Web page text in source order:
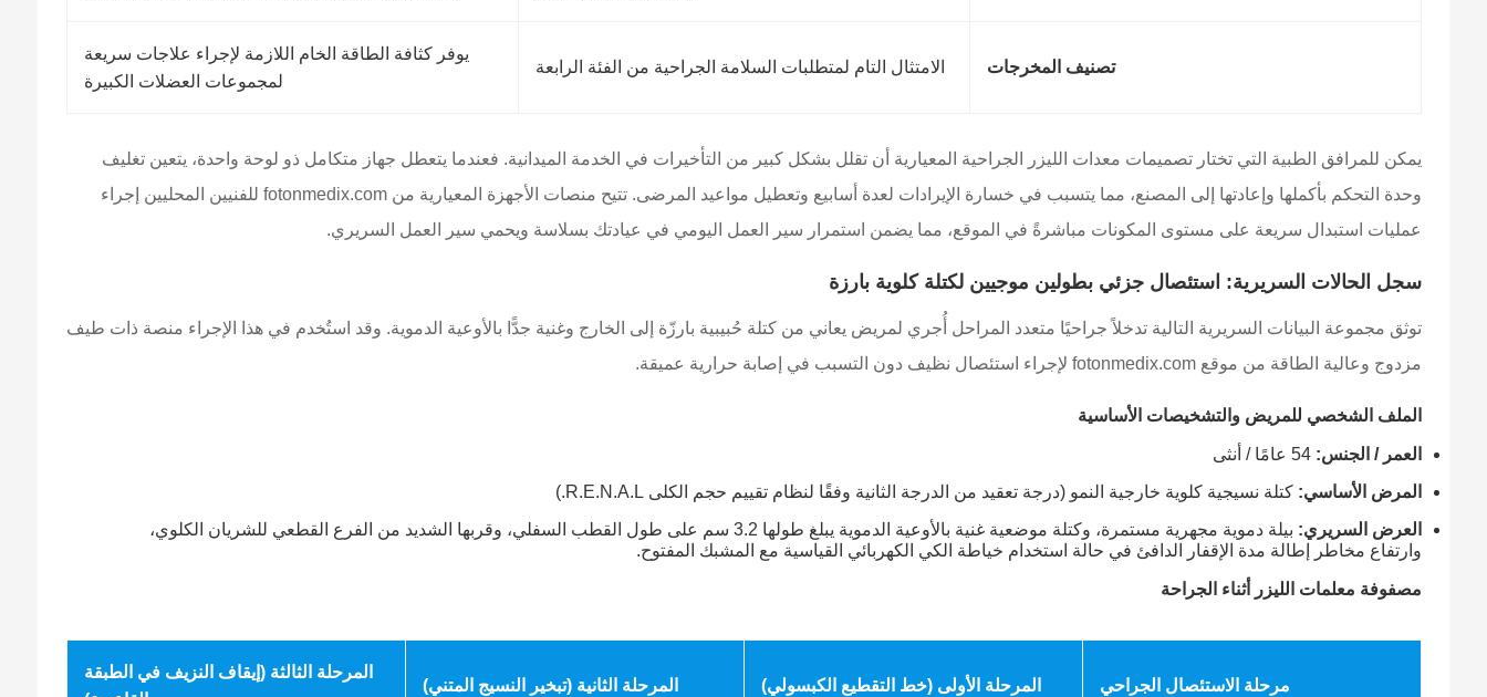
تصنيف المخرجات الامتثال التام لمتطلبات السلامة الجراحية من الفئة الرابعة
يوفر كثافة الطاقة الخام اللازمة لإجراء علاجات سريعة
لمجموعات العضلات الكبيرة
يمكن للمرافق الطبية التي تختار تصميمات معدات الليزر الجراحية المعيارية أن تقلل بشكل كبير من التأخيرات في الخدمة الميدانية. فعندما يتعطل جهاز متكامل ذو لوحة واحدة، يتعين تغليف
وحدة التحكم بأكملها وإعادتها إلى المصنع، مما يتسبب في خسارة الإيرادات لعدة أسابيع وتعطيل مواعيد المرضى. تتيح منصات الأجهزة المعيارية من fotonmedix.com للفنيين المحليين إجراء
عمليات استبدال سريعة على مستوى المكونات مباشرةً في الموقع، مما يضمن استمرار سير العمل اليومي في عيادتك بسلاسة ويحمي سير العمل السريري.
سجل الحالات السريرية: استئصال جزئي بطولين موجيين لكتلة كلوية بارزة
توثق مجموعة البيانات السريرية التالية تدخلاً جراحيًا متعدد المراحل أُجري لمريض يعاني من كتلة حُبيبية بارزّة إلى الخارج وغنية جدًّا بالأوعية الدموية. وقد استُخدم في هذا الإجراء منصة ذات طيف
مزدوج وعالية الطاقة من موقع fotonmedix.com لإجراء استئصال نظيف دون التسبب في إصابة حرارية عميقة.
الملف الشخصي للمريض والتشخيصات الأساسية
العمر / الجنس: 54 عامًا / أنثى
المرض الأساسي: كتلة نسيجية كلوية خارجية النمو (درجة تعقيد من الدرجة الثانية وفقًا لنظام تقييم حجم الكلى R.E.N.A.L.)
العرض السريري:
بيلة دموية مجهرية مستمرة، وكتلة موضعية غنية بالأوعية الدموية يبلغ طولها 3.2 سم على طول القطب السفلي، وقربها الشديد من الفرع القطعي للشريان الكلوي،
وارتفاع مخاطر إطالة مدة الإقفار الدافئ في حالة استخدام خياطة الكي الكهربائي القياسية مع المشبك المفتوح.
مصفوفة معلمات الليزر أثناء الجراحة
مرحلة الاستئصال الجراحي المرحلة الأولى (خط التقطيع الكبسولي) المرحلة الثانية (تبخير النسيج المتني)
المرحلة الثالثة (إيقاف النزيف في الطبقة